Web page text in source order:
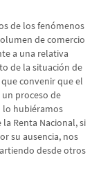
de los fenómenos
de comercio
a una relativa
de la situación de
convenir que el
un proceso de
lo hubiéramos
Renta Nacional, si
su ausencia, nos
desde otros